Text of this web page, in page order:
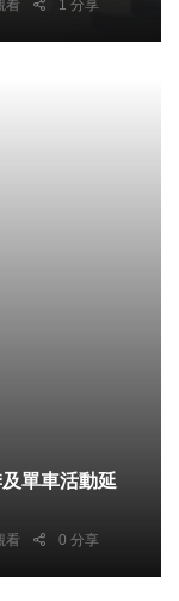
看 1 分享
單車活動延
看 0 分享